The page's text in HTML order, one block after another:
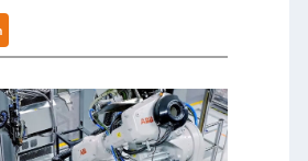
e
r
n
g
n
t
r
g
l
o
A
t
o
n